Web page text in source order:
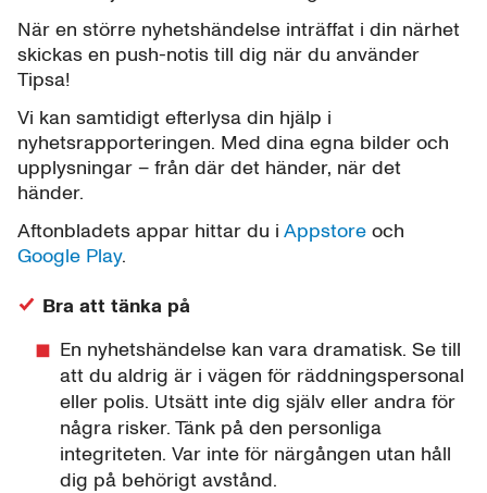
När en större nyhetshändelse inträffat i din närhet
skickas en push-notis till dig när du använder
Tipsa!
Vi kan samtidigt efterlysa din hjälp i
nyhetsrapporteringen. Med dina egna bilder och
upplysningar – från där det händer, när det
händer.
Aftonbladets appar hittar du i Appstore och
Google Play.
Bra att tänka på
En nyhetshändelse kan vara dramatisk. Se till
att du aldrig är i vägen för räddningspersonal
eller polis. Utsätt inte dig själv eller andra för
några risker. Tänk på den personliga
integriteten. Var inte för närgången utan håll
dig på behörigt avstånd.